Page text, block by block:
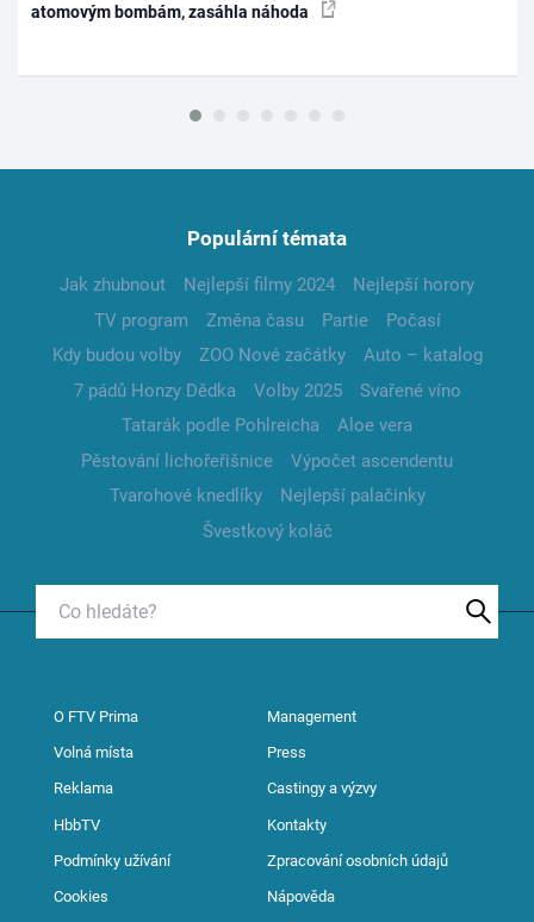
atomovým bombám, zasáhla náhoda
Populární témata
Jak zhubnout Nejlepší filmy 2024
Nejlepší horory
TV program
Změna času Partie
Počasí
Kdy budou volby
ZOO Nové začátky
Auto – katalog
7 pádů Honzy Dědka
Volby 2025
Svařené víno
Tatarák podle Pohlreicha
Aloe vera
Pěstování lichořeřišnice
Výpočet ascendentu
Tvarohové knedlíky
Nejlepší palačinky
Švestkový koláč
O FTV Prima Management
Volná místa Press
Reklama Castingy a výzvy
HbbTV Kontakty
Podmínky užívání Zpracování osobních údajů
Cookies Nápověda